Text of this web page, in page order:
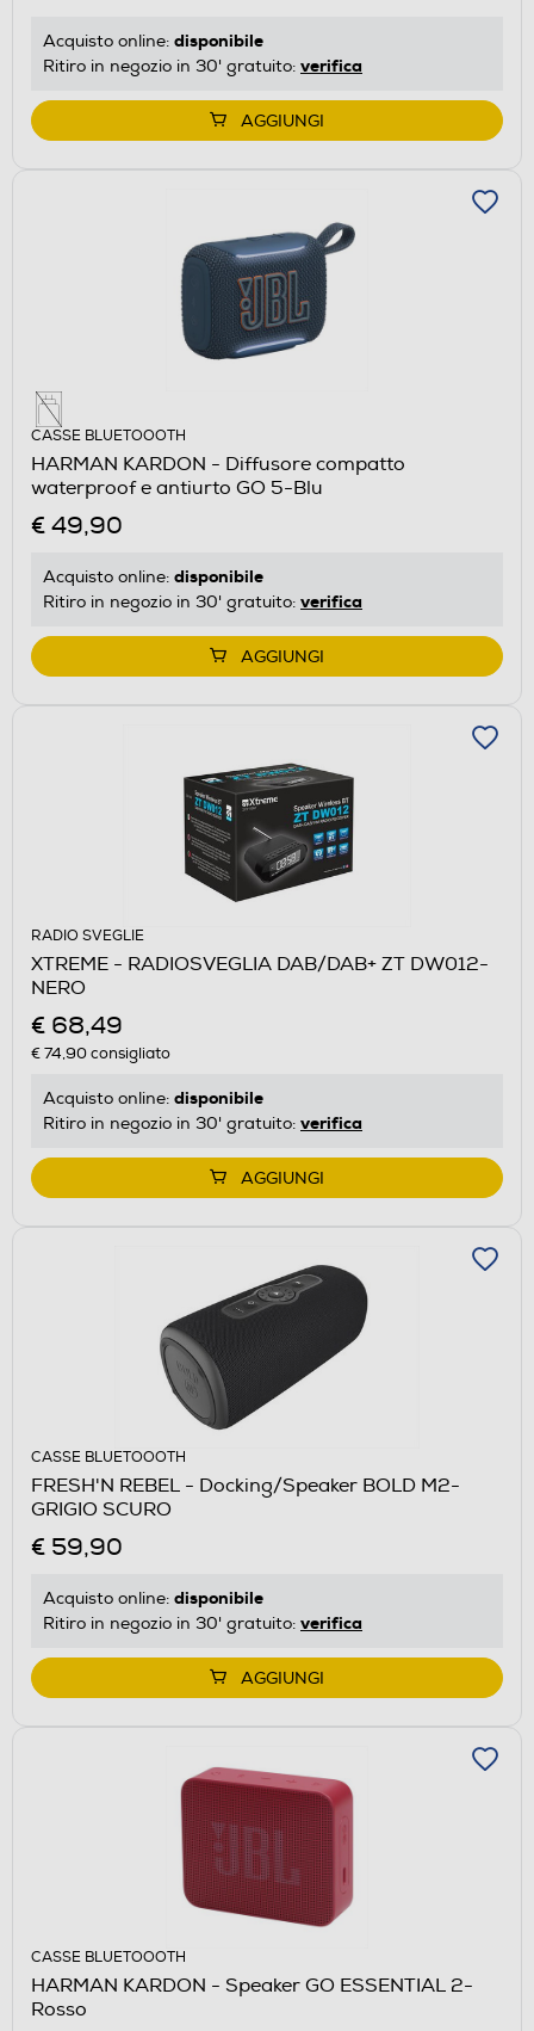
Acquisto online: disponibile
Ritiro in negozio in 30' gratuito: verifica
AGGIUNGI
CASSE BLUETOOOTH
HARMAN KARDON - Diffusore compatto
waterproof e antiurto GO 5-Blu
€ 49,90
Acquisto online: disponibile
Ritiro in negozio in 30' gratuito: verifica
AGGIUNGI
RADIO SVEGLIE
XTREME - RADIOSVEGLIA DAB/DAB+ ZT DW012-
NERO
€ 68,49
€ 74,90consigliato
Acquisto online: disponibile
Ritiro in negozio in 30' gratuito: verifica
AGGIUNGI
CASSE BLUETOOOTH
FRESH'N REBEL - Docking/Speaker BOLD M2-
GRIGIO SCURO
€ 59,90
Acquisto online: disponibile
Ritiro in negozio in 30' gratuito: verifica
AGGIUNGI
CASSE BLUETOOOTH
HARMAN KARDON - Speaker GO ESSENTIAL 2-
Rosso